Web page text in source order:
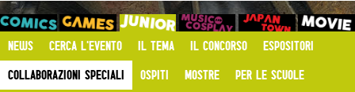
NEWS CERCA L'EVENTO IL TEMA IL CONCORSO
ESPOSITORI
COLLABORAZIONI SPECIALI
OSPITI MOSTRE
PER LE SCUOLE